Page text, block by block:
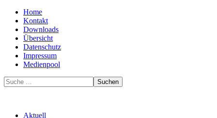
Home
Kontakt
Downloads
Übersicht
Datenschutz
Impressum
Medienpool
Suchen
Aktuell